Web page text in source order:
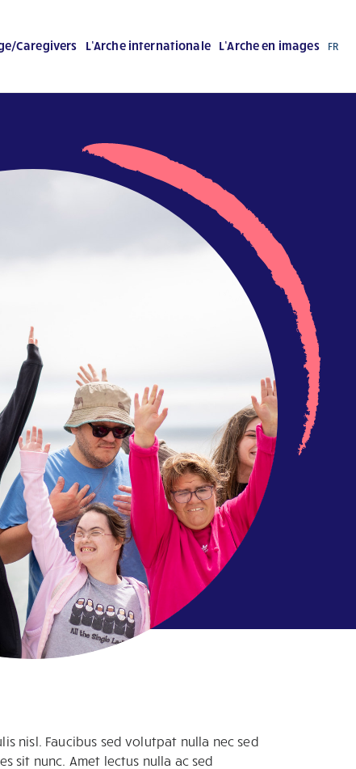
Caregivers L’Arche internationale L’Arche en images FR
nisl. Faucibus sed volutpat nulla nec sed
sit nunc. Amet lectus nulla ac sed